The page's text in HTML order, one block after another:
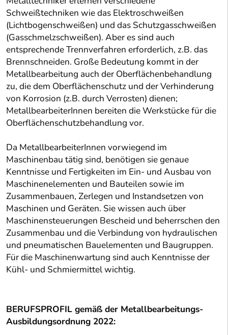
Schweißtechniken wie das Elektroschweißen
(Lichtbogenschweißen) und das Schutzgasschweißen
(Gasschmelzschweißen). Aber es sind auch
entsprechende Trennverfahren erforderlich, z.B. das
Brennschneiden. Große Bedeutung kommt in der
Metallbearbeitung auch der Oberflächenbehandlung
zu, die dem Oberflächenschutz und der Verhinderung
von Korrosion (z.B. durch Verrosten) dienen;
MetallbearbeiterInnen bereiten die Werkstücke für die
Oberflächenschutzbehandlung vor.
Da MetallbearbeiterInnen vorwiegend im
Maschinenbau tätig sind, benötigen sie genaue
Kenntnisse und Fertigkeiten im Ein- und Ausbau von
Maschinenelementen und Bauteilen sowie im
Zusammenbauen, Zerlegen und Instandsetzen von
Maschinen und Geräten. Sie wissen auch über
Maschinensteuerungen Bescheid und beherrschen den
Zusammenbau und die Verbindung von hydraulischen
und pneumatischen Bauelementen und Baugruppen.
Für die Maschinenwartung sind auch Kenntnisse der
Kühl- und Schmiermittel wichtig.
BERUFSPROFIL gemäß der Metallbearbeitungs-
Ausbildungsordnung 2022: